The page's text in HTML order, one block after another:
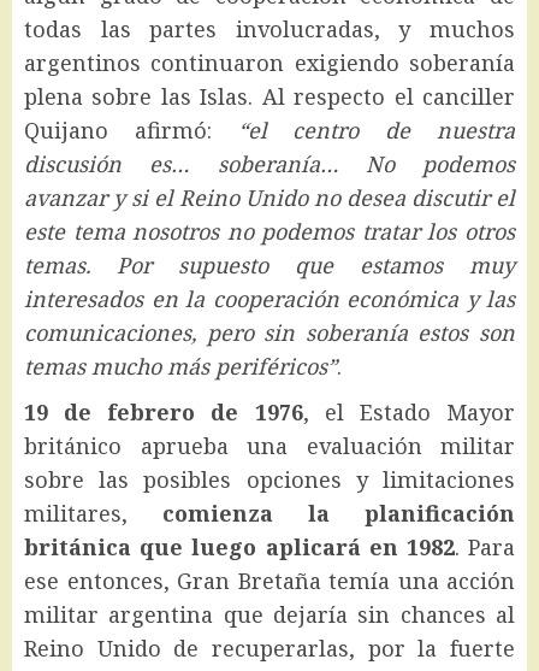
todas las partes involucradas, y muchos
argentinos continuaron exigiendo soberanía
plena sobre las Islas. Al respecto el canciller
Quijano afirmó:
“el centro de nuestra
discusión es… soberanía… No podemos
avanzar y si el Reino Unido no desea discutir el
este tema nosotros no podemos tratar los otros
temas. Por supuesto que estamos muy
interesados en la cooperación económica y las
comunicaciones, pero sin soberanía estos son
temas mucho más periféricos”.
19 de febrero de 1976, el Estado Mayor
británico aprueba una evaluación militar
sobre las posibles opciones y limitaciones
militares, comienza la planificación
británica que luego aplicará en 1982. Para
ese entonces, Gran Bretaña temía una acción
militar argentina que dejaría sin chances al
Reino Unido de recuperarlas, por la fuerte